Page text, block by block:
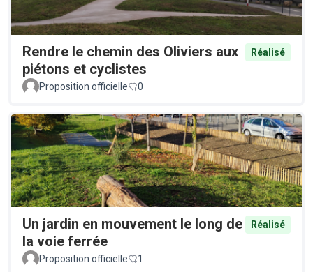
Rendre le chemin des Oliviers aux
piétons et cyclistes
Réalisé
Proposition officielle 0
Un jardin en mouvement le long de
la voie ferrée
Réalisé
Proposition officielle 1